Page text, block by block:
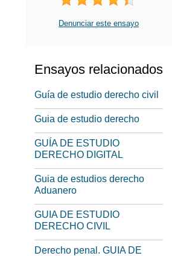
Denunciar este ensayo
Ensayos relacionados
Guía de estudio derecho civil
Guia de estudio derecho
GUÍA DE ESTUDIO
DERECHO DIGITAL
Guia de estudios derecho
Aduanero
GUIA DE ESTUDIO
DERECHO CIVIL
Derecho penal. GUIA DE